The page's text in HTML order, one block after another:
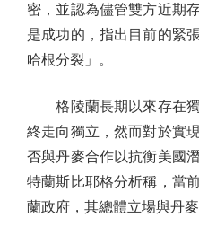
密，並認為儘管雙方近期
是成功的，指出目前的緊
哈根分裂」。
格陵蘭長期以來存在獨
終走向獨立，然而對於實
否與丹麥合作以抗衡美國
特蘭斯比耶格分析稱，當
蘭政府，其總體立場與丹麥